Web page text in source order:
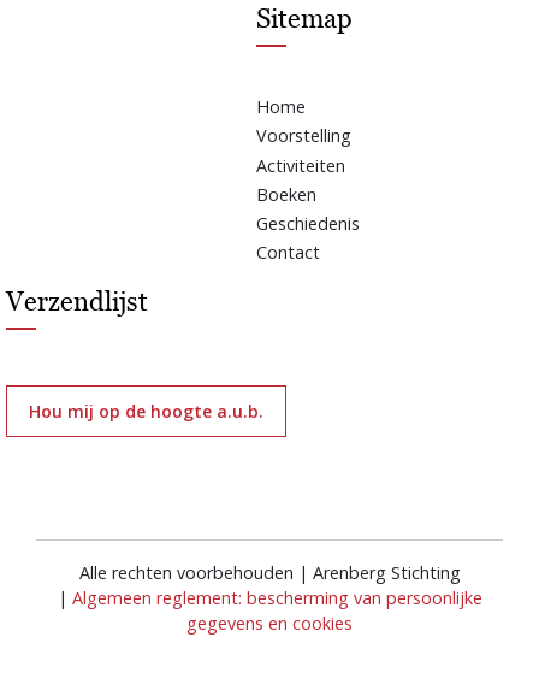
Sitemap
Home
Voorstelling
Activiteiten
Boeken
Geschiedenis
Contact
Verzendlijst
Hou mij op de hoogte a.u.b.
Alle rechten voorbehouden | Arenberg Stichting
| Algemeen reglement: bescherming van persoonlijke
gegevens en cookies